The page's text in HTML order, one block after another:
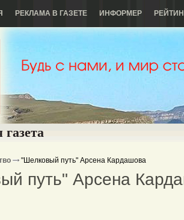
РЕКЛАМА В ГАЗЕТЕ ИНФОРМЕР
"Шелковый путь" Арсена Кардашова
путь" Арсена